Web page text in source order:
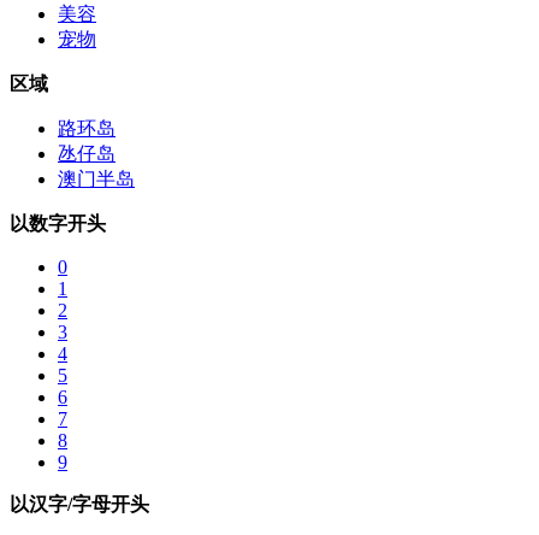
美容
宠物
区域
路环岛
氹仔岛
澳门半岛
以数字开头
0
1
2
3
4
5
6
7
8
9
以汉字/字母开头